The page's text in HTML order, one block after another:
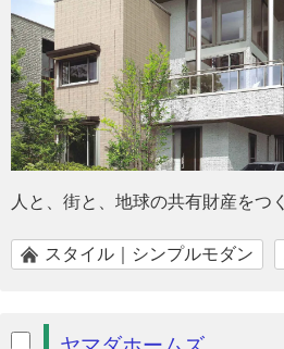
人と、街と、地球の共有財産をつ
スタイル｜シンプルモダン